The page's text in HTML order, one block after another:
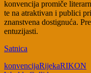
konvencija promiče
te na atraktivan i publici
znanstvena dostignuća.
entuzijasti.
Satnica
konvencijaRijekaRIKON